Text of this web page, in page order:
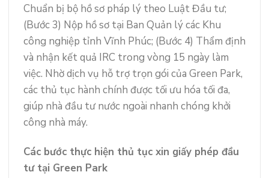
Chuẩn bị bộ hồ sơ pháp lý theo Luật Đầu tư;
(Bước 3) Nộp hồ sơ tại Ban Quản lý các Khu
công nghiệp tỉnh Vĩnh Phúc; (Bước 4) Thẩm định
và nhận kết quả IRC trong vòng 15 ngày làm
việc. Nhờ dịch vụ hỗ trợ trọn gói của Green Park,
các thủ tục hành chính được tối ưu hóa tối đa,
giúp nhà đầu tư nước ngoài nhanh chóng khởi
công nhà máy.
Các bước thực hiện thủ tục xin giấy phép đầu
tư tại Green Park